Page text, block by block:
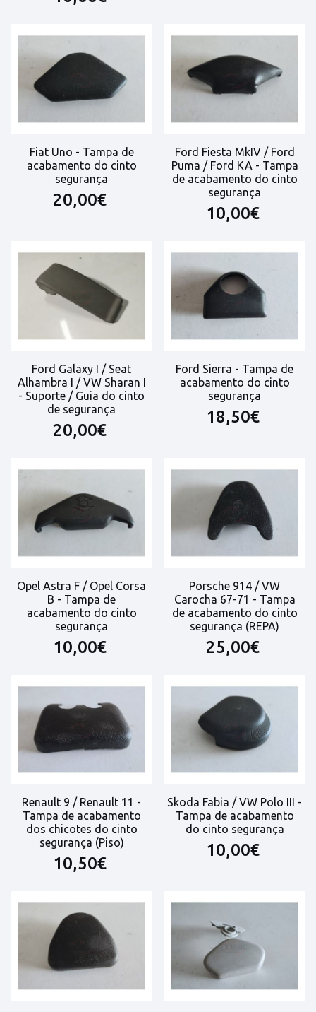
Fiat Uno - Tampa de
acabamento do cinto
segurança
20,00€
Ford Fiesta MkIV / Ford
Puma / Ford KA - Tampa
de acabamento do cinto
segurança
10,00€
Ford Galaxy I / Seat
Alhambra I / VW Sharan I
- Suporte / Guia do cinto
de segurança
20,00€
Ford Sierra - Tampa de
acabamento do cinto
segurança
18,50€
Opel Astra F / Opel Corsa
B - Tampa de
acabamento do cinto
segurança
10,00€
Porsche 914 / VW
Carocha 67-71 - Tampa
de acabamento do cinto
segurança (REPA)
25,00€
Renault 9 / Renault 11 -
Tampa de acabamento
dos chicotes do cinto
segurança (Piso)
10,50€
Skoda Fabia / VW Polo III -
Tampa de acabamento
do cinto segurança
10,00€